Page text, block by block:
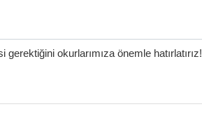
okurlarımıza önemle hatırlatırız!